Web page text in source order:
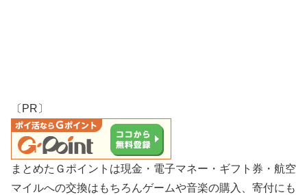
〔PR〕
まとめたＧポイントは現金・電子マネー・ギフト券・航空
マイルへの交換はもちろんゲームや音楽の購入、寄付にも